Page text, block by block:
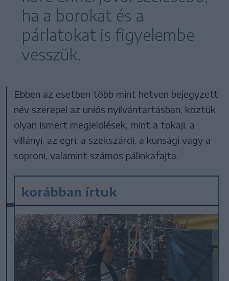
ha a borokat és a
párlatokat is figyelembe
vesszük.
Ebben az esetben több mint hetven bejegyzett
név szerepel az uniós nyilvántartásban, köztük
olyan ismert megjelölések, mint a tokaji, a
villányi, az egri, a szekszárdi, a kunsági vagy a
soproni, valamint számos pálinkafajta.
korábban írtuk